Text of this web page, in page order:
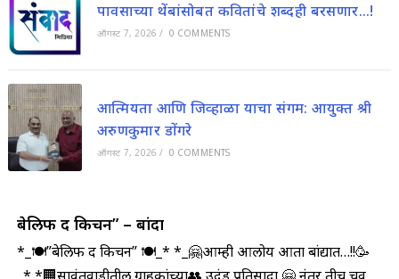
पावसाच्या थेंबांसोबत कवितांचे शब्दही बरसणार…!
ऑगस्ट 7, 2026 / 0 COMMENTS
आत्मियता आणि जिव्हाळा याचा संगम: आयुक्त श्री
अरुणकुमार डोंगरे
ऑगस्ट 7, 2026 / 0 COMMENTS
बेलिफ द किचन” – बांदा
*_🍽️”बेलिफ द किचन” 🍽️_* *_🤗आम्ही आलोय आता बांद्यात…!!🥳